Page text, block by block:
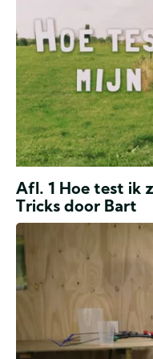
Bart
Afl. 1 Hoe test ik
Tricks door Bart
Tips
Tricks
door